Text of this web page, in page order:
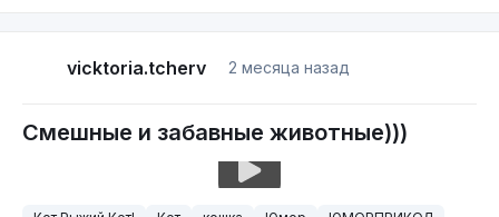
vicktoria.tcherv 2 месяца назад
Смешные и забавные животные)))